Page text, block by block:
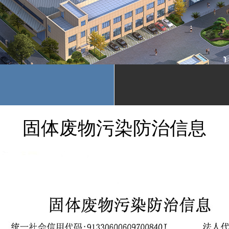
固体废物污染防治信息